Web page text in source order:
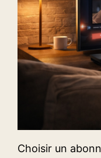
Choisir un